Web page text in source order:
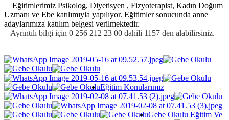
Eğitimlerimiz Psikolog, Diyetisyen , Fizyoterapist, Kadın Doğum
Uzmanı ve Ebe katılımıyla yapılıyor. Eğitimler sonucunda anne
adaylarımıza katılım belgesi verilmektedir.
Ayrıntılı bilgi için 0 256 212 23 00 dahili 1157 den alabilirsiniz.
Eğitim Konularımız
Gebe Okulu Eğitim Ve